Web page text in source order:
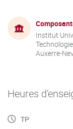
Institut
Auxerre-
Heures
TP